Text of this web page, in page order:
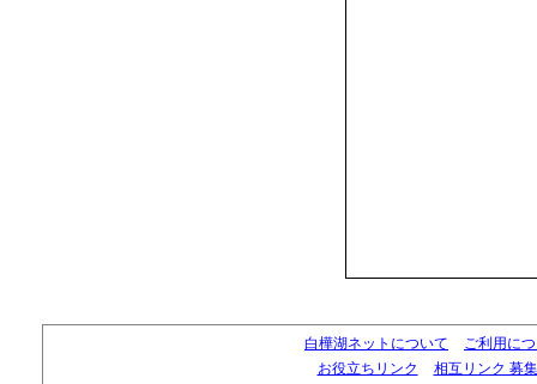
白樺湖ネットについて
ご利用に
お役立ちリンク
相互リンク 募